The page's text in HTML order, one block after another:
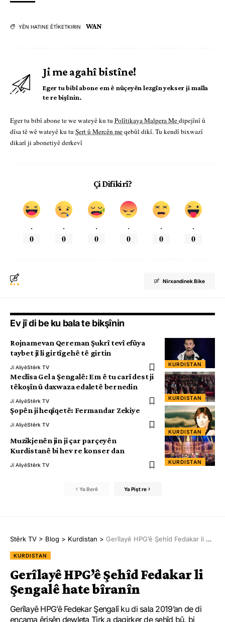
YÊN HATINE ÊTÎKETKIRIN WAN
Ji me agahî bistîne!
Eger tu bibî abone em ê nûçeyên lezgîn yekser ji maîla
te re bişînin.
Eger tu bibî abone te we wateyê ku tu Polîtikaya Malpera Medipejînî û
dîsa tê wê wateyê ku tu Şert û Mercên meqebûl dikî. Tu kendî bixwazî
dikarî ji abonetiyê derkevî
Çi Difikirî?
.
0
.
0
.
0
.
0
.
0
.
0
Nirxandinek Bike
Ev jî di be ku bala te bikşînin
KURDISTAN
Rojnamevan Qereman Şukrî tevî efûya
taybet jî li girtîgehê tê girtin
Ji AliyêStêrk TV
KURDISTAN
Meclîsa Gel a Şengalê: Em ê tu carî dest ji
têkoşîn û daxwaza edaletê bernedin
Ji AliyêStêrk TV
KURDISTAN
Şopên ji heqîqetê: Fermandar Zekiye
Ji AliyêStêrk TV
KURDISTAN
Muzikjenên jin ji çar parçeyên
Kurdistanê bi hev re konser dan
Ji AliyêStêrk TV
Ya Berê Ya Pişt re
Stêrk TV > Blog > Kurdistan > Gerîlayê HPG’ê Şehîd Fedakar li Şengalê hate bîranîn
KURDISTAN
Gerîlayê HPG’ê Şehîd Fedakar li
Şengalê hate bîranîn
Gerîlayê HPG’ê Fedekar Şengalî ku di sala 2019’an de di
encama êrişên dewleta Tirk a dagirker de şehîd bû, bi